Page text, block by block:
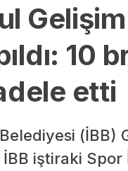
10
etti
(İBB)
İBB iştiraki